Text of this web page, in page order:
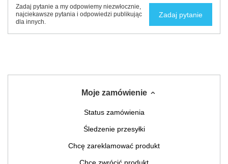
Zadaj pytanie a my odpowiemy niezwłocznie,
najciekawsze pytania i odpowiedzi publikując
dla innych.
Zadaj pytanie
Moje zamówienie
Status zamówienia
Śledzenie przesyłki
Chcę zareklamować produkt